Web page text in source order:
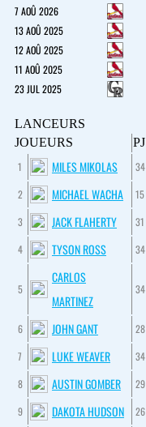
7 AOÛ 2026
13 AOÛ 2025
12 AOÛ 2025
11 AOÛ 2025
23 JUL 2025
LANCEURS
JOUEURS
PJ
1 MILES MIKOLAS 34
2
MICHAEL WACHA 15
3
JACK FLAHERTY 31
4
TYSON ROSS 34
5
CARLOS
MARTINEZ
34
6 JOHN GANT 28
7
LUKE WEAVER 34
8
AUSTIN GOMBER 29
9
DAKOTA HUDSON 26